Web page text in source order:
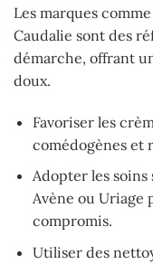
Les marques
Caudalie sont des
démarche, offrant
doux.
Favoriser les
comédogènes et
Adopter les soins
Avène ou Uriage
compromis.
Utiliser des